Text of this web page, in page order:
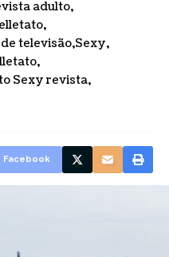
adulto
televisão Sexy
Sexy revista
Facebook